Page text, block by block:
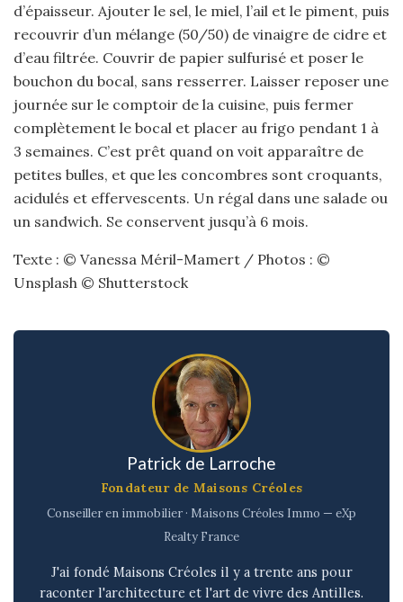
d’épaisseur. Ajouter le sel, le miel, l’ail et le piment, puis
recouvrir d’un mélange (50/50) de vinaigre de cidre et
d’eau filtrée. Couvrir de papier sulfurisé et poser le
bouchon du bocal, sans resserrer. Laisser reposer une
journée sur le comptoir de la cuisine, puis fermer
complètement le bocal et placer au frigo pendant 1 à
3 semaines. C’est prêt quand on voit apparaître de
petites bulles, et que les concombres sont croquants,
acidulés et effervescents. Un régal dans une salade ou
un sandwich. Se conservent jusqu’à 6 mois.
Texte : © Vanessa Méril-Mamert / Photos : ©
Unsplash © Shutterstock
Patrick de Larroche
Fondateur de Maisons Créoles
Conseiller en immobilier · Maisons Créoles Immo — eXp
Realty France
J'ai fondé Maisons Créoles il y a trente ans pour
raconter l'architecture et l'art de vivre des Antilles.